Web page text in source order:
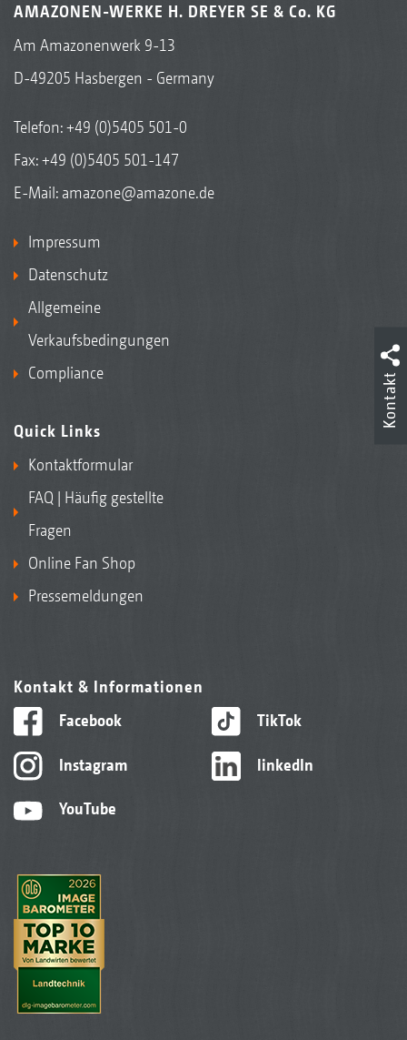
AMAZONEN-WERKE H. DREYER SE & Co. KG
Am Amazonenwerk 9-13
D-49205 Hasbergen - Germany
Telefon:+49 (0)5405 501-0
Fax: +49 (0)5405 501-147
E-Mail: amazone@amazone.de
Impressum
Datenschutz
Allgemeine
Verkaufsbedingungen
Compliance
Quick Links
Kontaktformular
FAQ | Häufig gestellte
Fragen
Online Fan Shop
Pressemeldungen
Kontakt & Informationen
Facebook
Instagram
YouTube
TikTok
linkedIn
Kontakt